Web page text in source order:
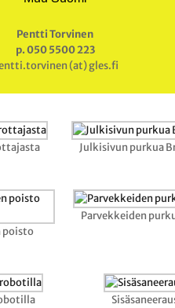
Pentti Torvinen
p. 050 5500 223
(at) gles.fi
Julkisivun purkua
poisto
Parvekkeiden